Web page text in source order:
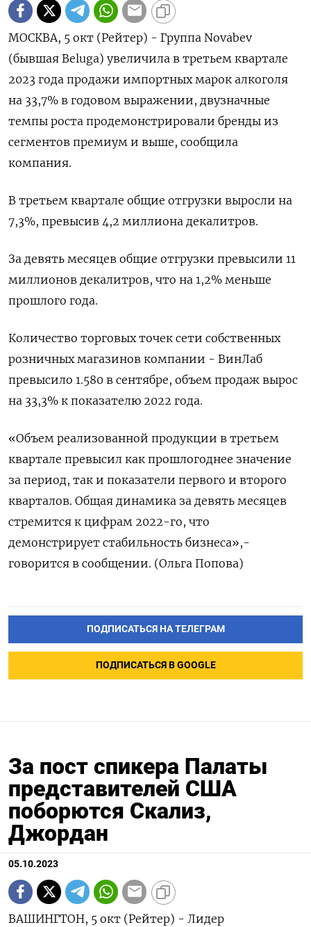
МОСКВА, 5 окт (Рейтер) - Группа Novabev
(бывшая Beluga) увеличила в третьем квартале
2023 года продажи импортных марок алкоголя
на 33,7% в годовом выражении, двузначные
темпы роста продемонстрировали бренды из
сегментов премиум и выше, сообщила
компания.
В третьем квартале общие отгрузки выросли на
7,3%, превысив 4,2 миллиона декалитров.
За девять месяцев общие отгрузки превысили 11
миллионов декалитров, что на 1,2% меньше
прошлого года.
Количество торговых точек сети собственных
розничных магазинов компании - ВинЛаб
превысило 1.580 в сентябре, объем продаж вырос
на 33,3% к показателю 2022 года.
«Объем реализованной продукции в третьем
квартале превысил как прошлогоднее значение
за период, так и показатели первого и второго
кварталов. Общая динамика за девять месяцев
стремится к цифрам 2022-го, что
демонстрирует стабильность бизнеса»,-
говорится в сообщении. (Ольга Попова)
ПОДПИСАТЬСЯ НА ТЕЛЕГРАМ
ПОДПИСАТЬСЯ В GOOGLE
За пост спикера Палаты
представителей США
поборются Скализ,
Джордан
05.10.2023
ВАШИНГТОН, 5 окт (Рейтер) - Лидер